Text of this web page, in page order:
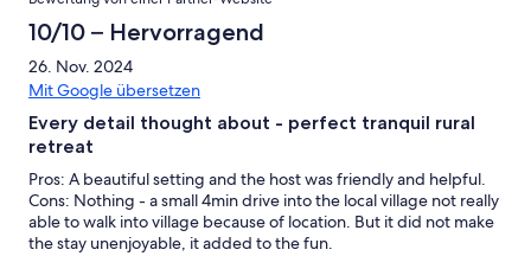
10/10 – Hervorragend
26. Nov. 2024
Mit Google übersetzen
Every detail thought about - perfect tranquil rural
retreat
Pros: A beautiful setting and the host was friendly and helpful.
Cons: Nothing - a small 4min drive into the local village not really
able to walk into village because of location. But it did not make
the stay unenjoyable, it added to the fun.